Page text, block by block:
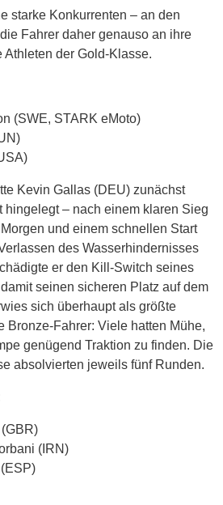
starke Konkurrenten – an den
Fahrer daher genauso an ihre
der Gold-Klasse.
(SWE, STARK eMoto)
Kevin Gallas (DEU) zunächst
hingelegt – nach einem klaren Sieg
und einem schnellen Start
des Wasserhindernisses
er den Kill-Switch seines
seinen sicheren Platz auf dem
sich überhaupt als größte
Bronze-Fahrer: Viele hatten Mühe,
genügend Traktion zu finden. Die
absolvierten jeweils fünf Runden.
(IRN)